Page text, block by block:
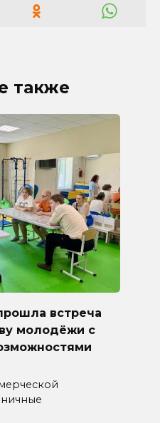
также
встреча
молодёжи с